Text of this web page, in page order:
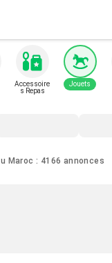
Accessoire
s Repas
Jouets
Jouets à vendre au Maroc : 4166 annonces